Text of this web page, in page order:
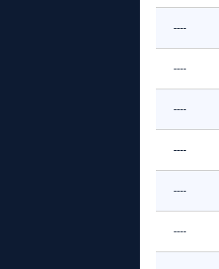
----
----
----
----
----
----